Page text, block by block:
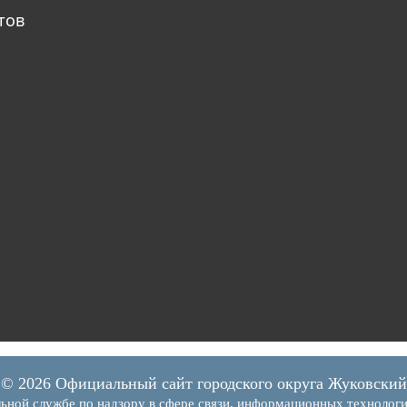
© 2026 Официальный сайт городского округа Жуковский
службе по надзору в сфере связи, информационных